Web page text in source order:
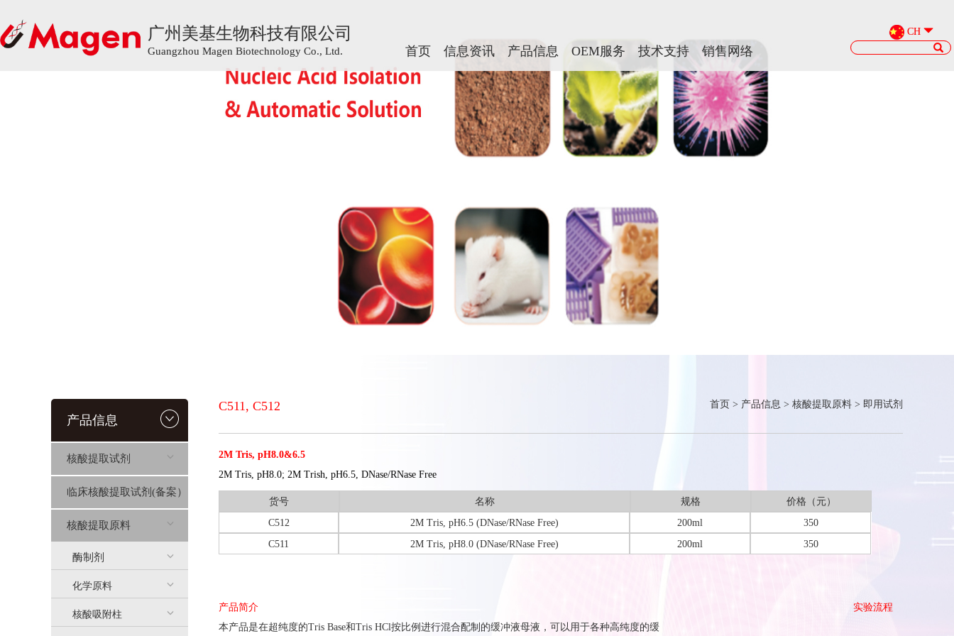
广州美基生物科技有限公司
Guangzhou Magen Biotechnology Co., Ltd.
CH
首页 信息资讯 产品信息 OEM服务 技术支持 销售网络
广州美基生物科技有限公司
Guangzhou Magen Biotechnology Co., Ltd.
CH
首页 信息资讯 产品信息 OEM服务 技术支持 销售网络
产品信息
核酸提取试剂
临床核酸提取试剂(备案）
核酸提取原料
酶制剂
化学原料
核酸吸附柱
C511, C512 首页 > 产品信息 > 核酸提取原料 > 即用试剂
2M Tris, pH8.0&6.5
2M Tris, pH8.0; 2M Trish, pH6.5, DNase/RNase Free
货号 名称 规格
价格（元）
C512
2M Tris, pH6.5 (DNase/RNase Free) 200ml
350
C511
2M Tris, pH8.0 (DNase/RNase Free) 200ml 350
产品简介
实验流程
本产品是在超纯度的Tris Base和Tris HCl按比例进行混合配制的缓冲液母液，可以用于各种高纯度的缓